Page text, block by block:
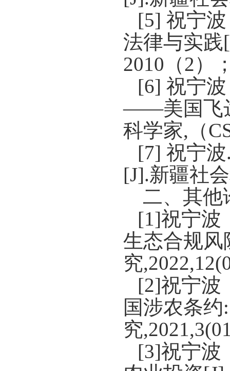
[5] 祝宁
法律与实践
2010 （2）
[6] 祝宁
——美国飞
科学家, （
[7] 祝宁波
[J].新疆社
二、其他
[1]祝宁波
生态合规风
究
[2]祝宁波
国涉农条约:
究,
[3]祝宁波